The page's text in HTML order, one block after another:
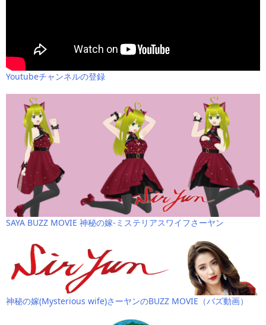
Youtubeチャンネルの登録
SAYA BUZZ MOVIE 神秘の嫁-ミステリアスワイフさーヤン
神秘の嫁(Mysterious wife)さーヤンのBUZZ MOVIE（バズ動画）